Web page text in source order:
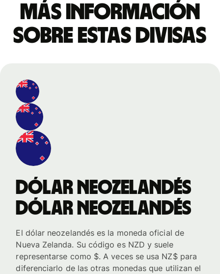
Más información
sobre estas divisas
dólar neozelandés
dólar neozelandés
El dólar neozelandés es la moneda oficial de
Nueva Zelanda. Su código es NZD y suele
representarse como $. A veces se usa NZ$ para
diferenciarlo de las otras monedas que utilizan el